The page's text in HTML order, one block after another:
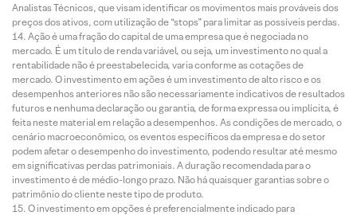
Analistas Técnicos, que visam identificar os movimentos mais prováveis dos
preços dos ativos, com utilização de “stops” para limitar as possíveis perdas.
Ação é uma fração do capital de uma empresa que é negociada no
mercado. É um título de renda variável, ou seja, um investimento no qual a
rentabilidade não é preestabelecida, varia conforme as cotações de
mercado. O investimento em ações é um investimento de alto risco e os
desempenhos anteriores não são necessariamente indicativos de resultados
futuros e nenhuma declaração ou garantia, de forma expressa ou implícita, é
feita neste material em relação a desempenhos. As condições de mercado, o
cenário macroeconômico, os eventos específicos da empresa e do setor
podem afetar o desempenho do investimento, podendo resultar até mesmo
em significativas perdas patrimoniais. A duração recomendada para o
investimento é de médio-longo prazo. Não há quaisquer garantias sobre o
patrimônio do cliente neste tipo de produto.
O investimento em opções é preferencialmente indicado para